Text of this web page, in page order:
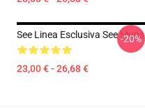
See Linea Esclusiva See Mugs
23,00 € - 26,68 €
-20%